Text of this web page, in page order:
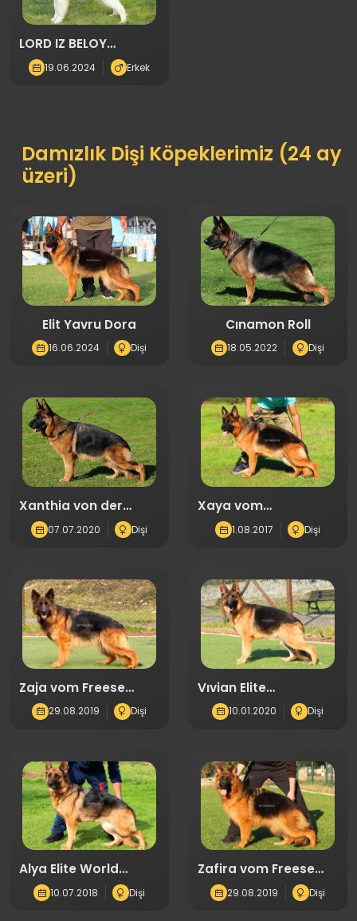
LORD IZ BELOY
BRIGADY
19.06.2024 Erkek
Damızlık Dişi Köpeklerimiz (24 ay
üzeri)
Elit Yavru Dora
16.06.2024 Dişi
Cınamon Roll
18.05.2022 Dişi
Xanthia von der
Zenteiche
07.07.2020 Dişi
Xaya vom
Externstein(4081)
1.08.2017 Dişi
Zaja vom Freese
Land(6940)
29.08.2019 Dişi
Vıvian Elite
World(7625)
10.01.2020 Dişi
Alya Elite World
(0893)10.07.2018 Dişi
Zafira vom Freese
Land(7158)
29.08.2019 Dişi